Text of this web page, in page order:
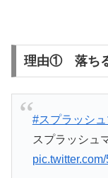
理由① 落ち
#スプラッシ
スプラッシュ